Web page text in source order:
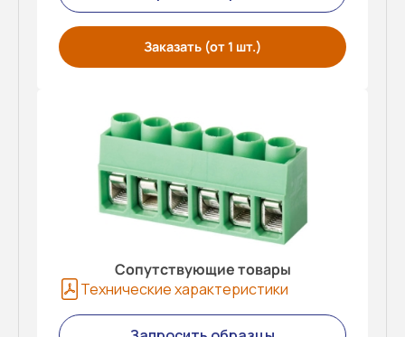
Заказать (от 1 шт.)
Сопутствующие товары
Технические характеристики